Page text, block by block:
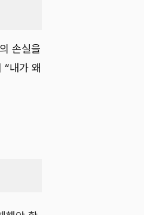
손실을
내가 왜